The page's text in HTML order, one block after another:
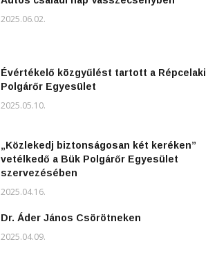
2025.06.02.
Évértékelő közgyűlést tartott a Répcelaki
Polgárőr Egyesület
2025.05.10.
„Közlekedj biztonságosan két keréken”
vetélkedő a Bük Polgárőr Egyesület
szervezésében
2025.04.16.
Dr. Áder János Csörötneken
2025.04.09.